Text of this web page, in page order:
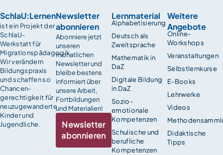
SchlaU:Lernen
ist ein Projekt der
SchlaU-
Werkstatt für
Migrationspädagogik.
Wir verändern
Bildungspraxis
und schaffen so
Chancen­
gerechtigkeit für
neuzugewanderte
Kinder und
Jugendliche.
Lernmaterial
Alphabetisierung
Deutsch als
Zweitsprache
Mathematik in
DaZ
Digitale Bildung
in DaZ
Sozio-
emotionale
Kompetenzen
Schulische und
berufliche
Kompetenzen
Weitere
Angebote
Online-
Workshops
Veranstaltungen
Selbstlernkurse
E-Books
Lehrwerke
Videos
Didaktische
Tipps
Newsletter
abonnieren
Abonniere jetzt
unseren
monatlichen
Newsletter und
bleibe bestens
informiert über
unsere Arbeit,
Fortbildungen
und Materialien!
Newsletter
abonnieren